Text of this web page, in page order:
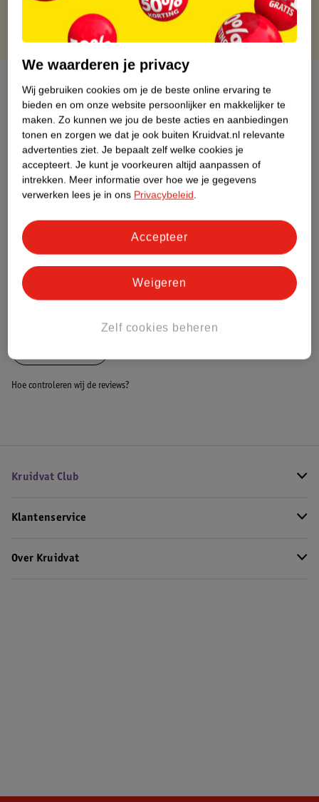
Over dit product
Productinformatie
Nature Impact Score
Dit product heeft (nog) geen Nature
Impact Score.
Bestel & Bezorginformatie
Hoe controleren wij de reviews?
Kruidvat Club
Klantenservice
Over Kruidvat
We waarderen je privacy
Wij gebruiken cookies om je de beste online ervaring te
bieden en om onze website persoonlijker en makkelijker te
maken. Zo kunnen we jou de beste acties en aanbiedingen
tonen en zorgen we dat je ook buiten Kruidvat.nl relevante
advertenties ziet. Je bepaalt zelf welke cookies je
accepteert. Je kunt je voorkeuren altijd aanpassen of
intrekken. Meer informatie over hoe we je gegevens
verwerken lees je in ons Privacybeleid.
Zelf cookies beheren
Weigeren
Accepteer